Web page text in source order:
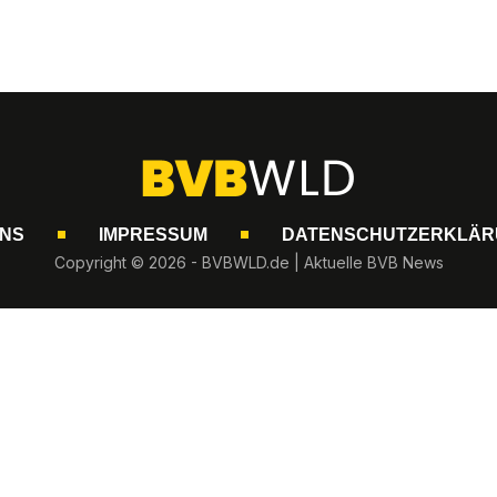
IMPRESSUM
Copyright © 2026 - BVBWLD.de | Aktuelle BVB News